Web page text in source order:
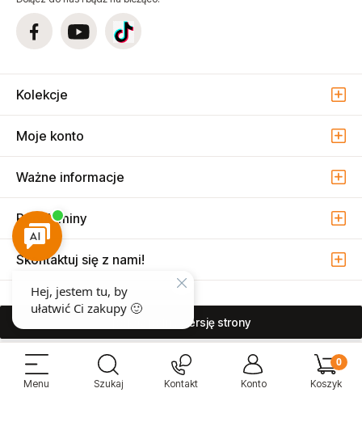
Kolekcje
Moje konto
Ważne informacje
Regulaminy
Skontaktuj się z nami!
pokaż pełną wersję strony
Sprzedaż i serwis narzędzi pneumatycznych w Warszawie ul. Związkowa
15, 04-522 Warszawa ( Marysin Wawerski )